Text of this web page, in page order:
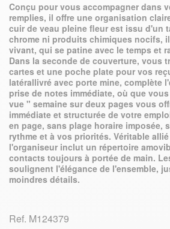
Conçu pour vous accompagner dans
remplies, il offre une organisation
cuir de veau pleine fleur est issu d'un
chrome ni produits chimiques nocifs,
vivant, qui se patine avec le temps et
Dans la seconde de couverture, vous
cartes et une poche plate pour vos
latérallivré avec porte mine, complète
prise de notes immédiate, où que
vue " semaine sur deux pages vous
immédiate et structurée de votre
en page, sans plage horaire imposée,
rythme et à vos priorités. Véritable
l'organiseur inclut un répertoire
contacts toujours à portée de main.
soulignent l'élégance de l'ensemble,
moindres détails.
Ref. M124379